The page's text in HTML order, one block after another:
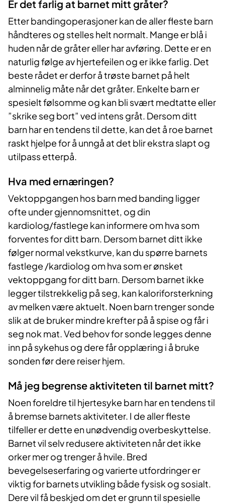
Er det farlig at barnet mitt gråter?
Etter bandingoperasjoner kan de aller fleste barn
håndteres og stelles helt normalt. Mange er blå i
huden når de gråter eller har avføring. Dette er en
naturlig følge av hjertefeilen og er ikke farlig. Det
beste rådet er derfor å trøste barnet på helt
alminnelig måte når det gråter. Enkelte barn er
spesielt følsomme og kan bli svært medtatte eller
”skrike seg bort” ved intens gråt. Dersom ditt
barn har en tendens til dette, kan det å roe barnet
raskt hjelpe for å unngå at det blir ekstra slapt og
utilpass etterpå.
Hva med ernæringen?
Vektoppgangen hos barn med banding ligger
ofte under gjennomsnittet, og din
kardiolog/fastlege kan informere om hva som
forventes for ditt barn. Dersom barnet ditt ikke
følger normal vekstkurve, kan du spørre barnets
fastlege /kardiolog om hva som er ønsket
vektoppgang for ditt barn. Dersom barnet ikke
legger tilstrekkelig på seg, kan kaloriforsterkning
av melken være aktuelt. Noen barn trenger sonde
slik at de bruker mindre krefter på å spise og får i
seg nok mat. Ved behov for sonde legges denne
inn på sykehus og dere får opplæring i å bruke
sonden før dere reiser hjem.
Må jeg begrense aktiviteten til barnet mitt?
Noen foreldre til hjertesyke barn har en tendens til
å bremse barnets aktiviteter. I de aller fleste
tilfeller er dette en unødvendig overbeskyttelse.
Barnet vil selv redusere aktiviteten når det ikke
orker mer og trenger å hvile. Bred
bevegelseserfaring og varierte utfordringer er
viktig for barnets utvikling både fysisk og sosialt.
Dere vil få beskjed om det er grunn til spesielle